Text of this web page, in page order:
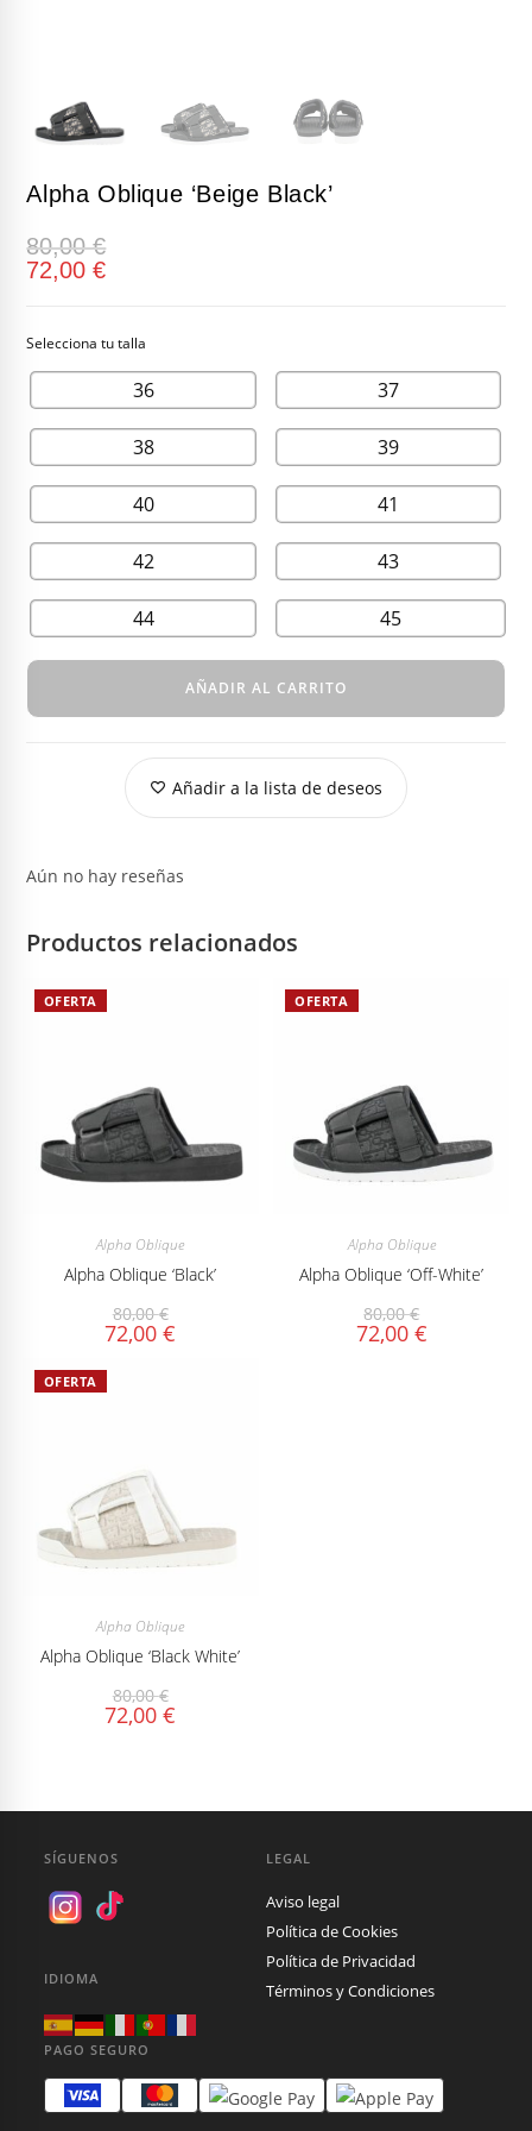
Alpha Oblique ‘Beige Black’
80,00€
72,00€
36 37
38 39
40 41
42 43
44 45
AÑADIR AL CARRITO
Añadir a la lista de deseos
Aún no hay reseñas
Productos relacionados
OFERTA
Alpha Oblique
Alpha Oblique ‘Black’
80,00€
72,00€
OFERTA
Alpha Oblique
Alpha Oblique ‘Off-White’
80,00€
72,00 €
OFERTA
Alpha Oblique
Alpha Oblique ‘Black White’
80,00€
72,00€
SÍGUENOS
IDIOMA
LEGAL
Aviso legal
Política de Cookies
Política de Privacidad
Términos y Condiciones
PAGO SEGURO